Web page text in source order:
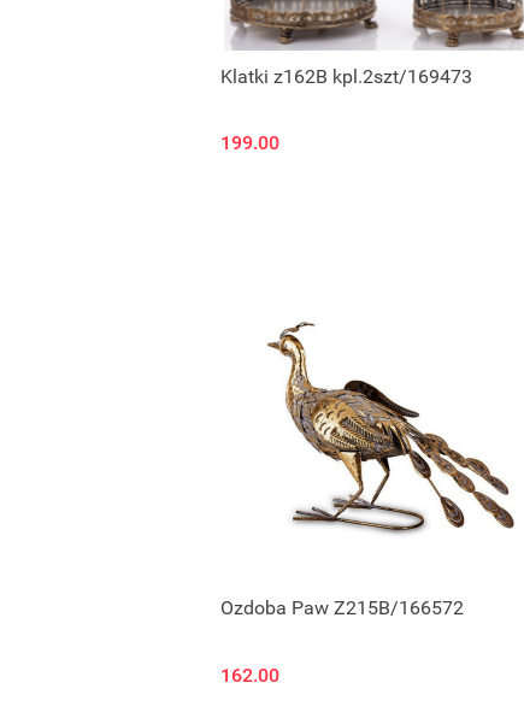
Klatki z162B kpl.2szt/169473
199.00
Ozdoba Paw Z215B/166572
162.00